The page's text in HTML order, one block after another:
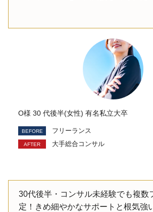
O様 30 代後半(女性) 有名私立大卒
フリーランス
大手総合コンサル
30代後半・コンサル未経験でも複数
定！きめ細やかなサポートと根気強